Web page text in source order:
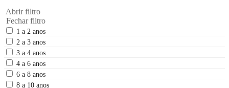
Abrir filtro
Fechar filtro
1 a 2 anos
2 a 3 anos
3 a 4 anos
4 a 6 anos
6 a 8 anos
8 a 10 anos